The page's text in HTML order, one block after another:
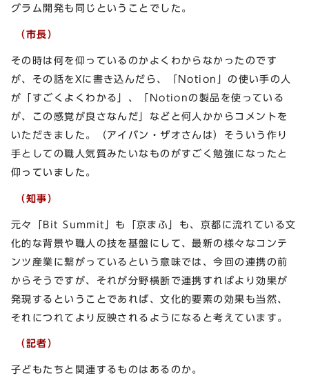
グラム開発も同じということでした。
（市長）
その時は何を仰っているのかよくわからなかったのです
が、その話をXに書き込んだら、「Notion」の使い手の人
が「すごくよくわかる」、「Notionの製品を使っている
が、この感覚が良さなんだ」などと何人かからコメントを
いただきました。（アイバン・ザオさんは）そういう作り
手としての職人気質みたいなものがすごく勉強になったと
仰っていました。
（知事）
元々「Bit Summit」も「京まふ」も、京都に流れている文
化的な背景や職人の技を基盤にして、最新の様々なコンテ
ンツ産業に繋がっているという意味では、今回の連携の前
からそうですが、それが分野横断で連携すればより効果が
発現するということであれば、文化的要素の効果も当然、
それにつれてより反映されるようになると考えています。
（記者）
子どもたちと関連するものはあるのか。